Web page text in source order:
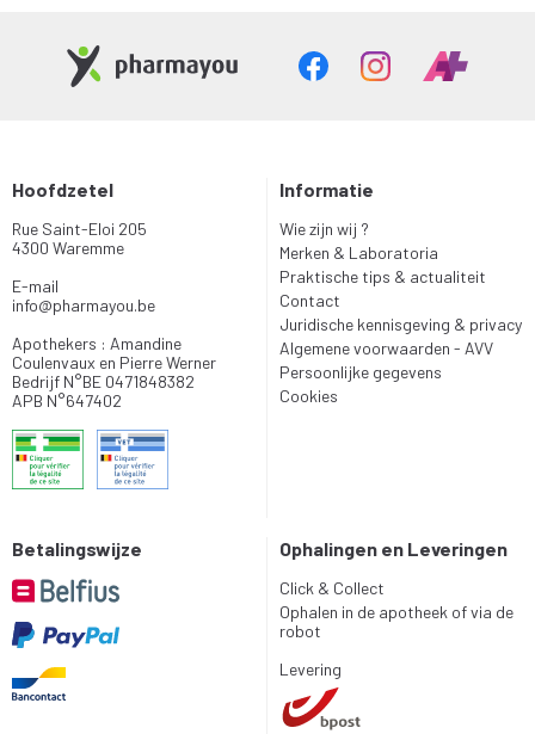
Hoofdzetel
Rue Saint-Eloi 205
4300 Waremme
E-mail
info@pharmayou.be
Apothekers : Amandine
Coulenvaux en Pierre Werner
Bedrijf N°BE 0471848382
APB N°647402
Informatie
Wie zijn wij ?
Merken & Laboratoria
Praktische tips & actualiteit
Contact
Juridische kennisgeving & privacy
Algemene voorwaarden - AVV
Persoonlijke gegevens
Cookies
Betalingswijze Ophalingen en Leveringen
Click & Collect
Ophalen in de apotheek of via de
robot
Levering